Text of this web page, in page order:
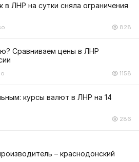
в ЛНР на сутки сняла ограничения
828
Сравниваем цены в ЛНР
1158
курсы валют в ЛНР на 14
286
– краснодонский